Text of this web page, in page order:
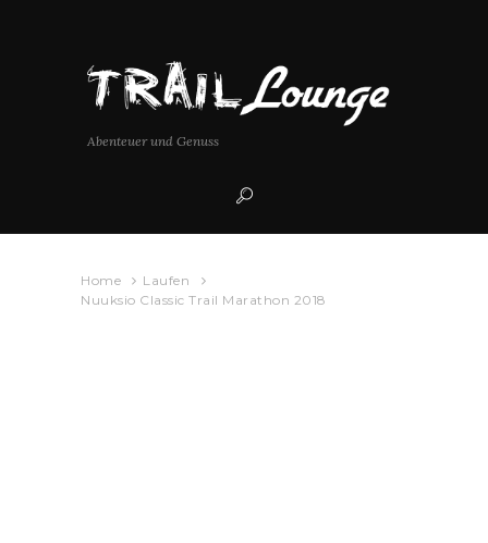
Abenteuer und Genuss
Home
Laufen
Nuuksio Classic Trail Marathon 2018